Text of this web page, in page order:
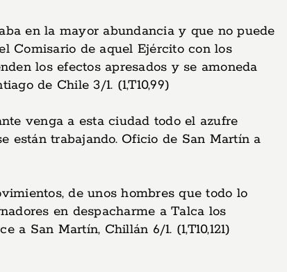
en la mayor abundancia y que no puede
Comisario de aquel Ejército con los
los efectos apresados y se amoneda
de Chile 3/1. (1,T10,99)
venga a esta ciudad todo el azufre
están trabajando. Oficio de San Martín a
de unos hombres que todo lo
en despacharme a Talca los
San Martín, Chillán 6/1. (1,T10,121)